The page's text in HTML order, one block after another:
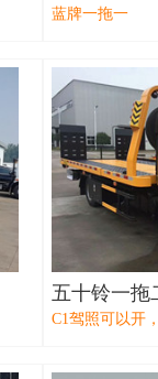
蓝牌一拖一
五十铃一拖
C1驾照可以开